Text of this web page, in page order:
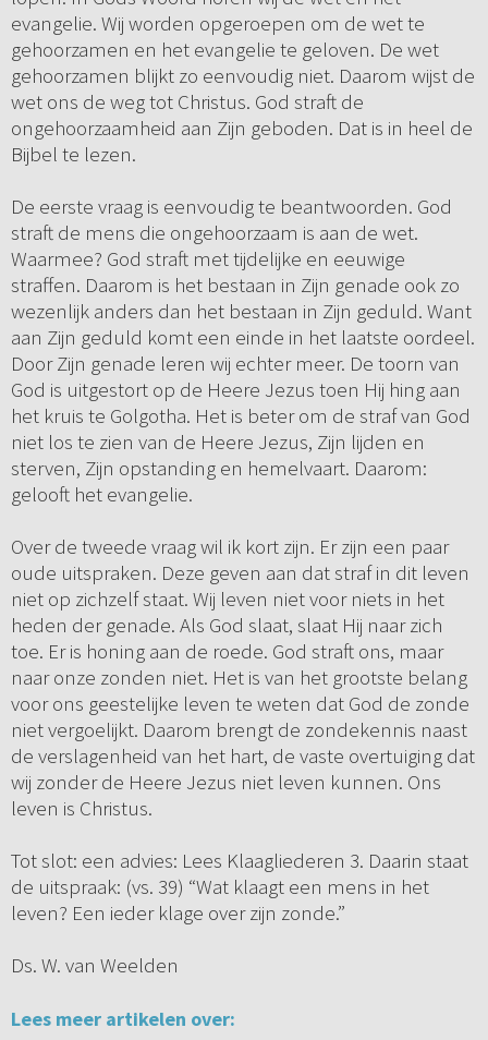
evangelie. Wij worden opgeroepen om de wet te
gehoorzamen en het evangelie te geloven. De wet
gehoorzamen blijkt zo eenvoudig niet. Daarom wijst de
wet ons de weg tot Christus. God straft de
ongehoorzaamheid aan Zijn geboden. Dat is in heel de
Bijbel te lezen.
De eerste vraag is eenvoudig te beantwoorden. God
straft de mens die ongehoorzaam is aan de wet.
Waarmee? God straft met tijdelijke en eeuwige
straffen. Daarom is het bestaan in Zijn genade ook zo
wezenlijk anders dan het bestaan in Zijn geduld. Want
aan Zijn geduld komt een einde in het laatste oordeel.
Door Zijn genade leren wij echter meer. De toorn van
God is uitgestort op de Heere Jezus toen Hij hing aan
het kruis te Golgotha. Het is beter om de straf van God
niet los te zien van de Heere Jezus, Zijn lijden en
sterven, Zijn opstanding en hemelvaart. Daarom:
gelooft het evangelie.
Over de tweede vraag wil ik kort zijn. Er zijn een paar
oude uitspraken. Deze geven aan dat straf in dit leven
niet op zichzelf staat. Wij leven niet voor niets in het
heden der genade. Als God slaat, slaat Hij naar zich
toe. Er is honing aan de roede. God straft ons, maar
naar onze zonden niet. Het is van het grootste belang
voor ons geestelijke leven te weten dat God de zonde
niet vergoelijkt. Daarom brengt de zondekennis naast
de verslagenheid van het hart, de vaste overtuiging dat
wij zonder de Heere Jezus niet leven kunnen. Ons
leven is Christus.
Tot slot: een advies: Lees Klaagliederen 3. Daarin staat
de uitspraak: (vs. 39) “Wat klaagt een mens in het
leven? Een ieder klage over zijn zonde.”
Ds. W. van Weelden
Lees meer artikelen over: